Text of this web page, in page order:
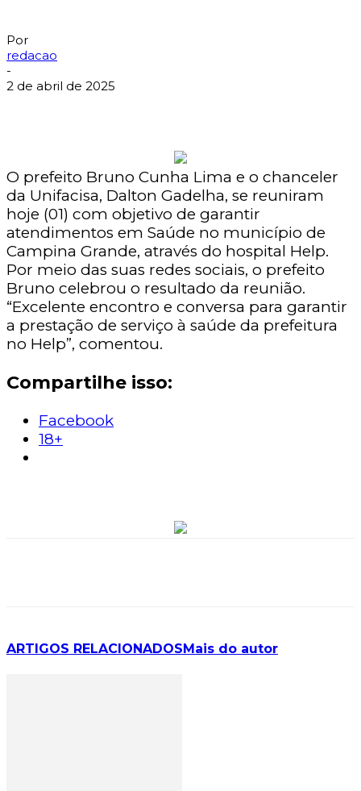
Por
redacao
-
2 de abril de 2025
O prefeito Bruno Cunha Lima e o chanceler
da Unifacisa, Dalton Gadelha, se reuniram
hoje (01) com objetivo de garantir
atendimentos em Saúde no município de
Campina Grande, através do hospital Help.
Por meio das suas redes sociais, o prefeito
Bruno celebrou o resultado da reunião.
“Excelente encontro e conversa para garantir
a prestação de serviço à saúde da prefeitura
no Help”, comentou.
Compartilhe isso:
Facebook
18+
ARTIGOS RELACIONADOS Mais do autor